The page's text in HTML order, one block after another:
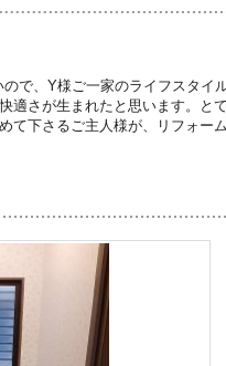
で、Y様ご一家のライフスタイ
適さが生まれたと思います。と
て下さるご主人様が、リフォー